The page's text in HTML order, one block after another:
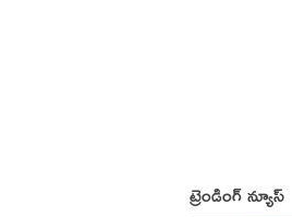
ట్రెండింగ్ న్యూస్